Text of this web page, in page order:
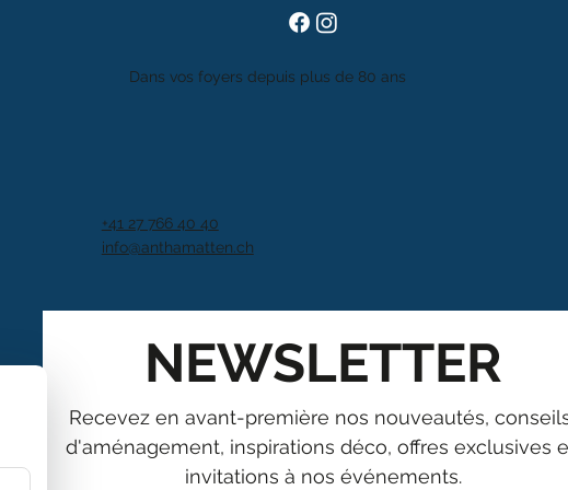
Dans vos foyers depuis plus de 80 ans
+41 27 766 40 40
info@anthamatten.ch
NEWSLETTER
Recevez en avant-première nos nouveautés,
d'aménagement, inspirations déco, offres exclusives
invitations à nos événements.